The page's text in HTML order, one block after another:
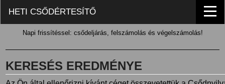
HETI CSŐDÉRTESÍTŐ
Napi frissítéssel: csődeljárás, felszámolás és végelszámolás!
KERESÉS EREDMÉNYE